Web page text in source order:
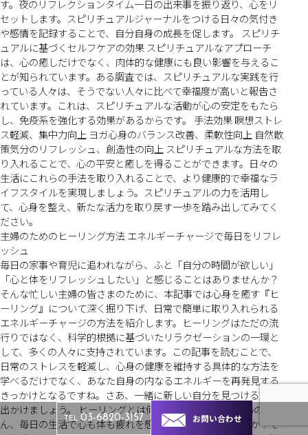
TEL 03-6820-3157 お問い合わせ
す。夜のリフレクションタイム一日の出来事を振り返り、心をリ
セットします。スピリチュアルジャーナルをつける日々の気付き
や感情を記録することで、自分自身の成長を促します。 スピリチ
ュアルに基づくセルフケアの効果 スピリチュアルなアプローチ
は、心の癒しだけでなく、肉体的な健康にも良い影響を与えるこ
とが知られています。ある調査では、スピリチュアルな実践を行
っている人々は、そうでない人々に比べて幸福度が高いと報告さ
れています。これは、スピリチュアルな活動が心の安定をもたら
し、免疫系を強化する効果があるからです。 手法効果 瞑想ストレ
ス軽減、集中力向上 ヨガ心身のバランス改善、柔軟性向上 自然散
策気分のリフレッシュ、創造性の向上 スピリチュアルな方法を取
り入れることで、心の平安と癒しを得ることができます。日々の
生活にこれらの手法を取り入れることで、より健康的で幸福なラ
イフスタイルを実現しましょう。スピリチュアルの力を活用し
て、心身を整え、新たな活力を取り戻す一歩を踏み出してみてく
ださい。
主婦のためのヒーリング方法 エネルギーチャージで毎日をリフレ
ッシュ
毎日の家事や育児に追われながら、ふと「自分の時間が欲しい」
「心と体をリフレッシュしたい」と感じることはありませんか？
そんな忙しい主婦の皆さまのために、本記事では心身を癒す『ヒ
ーリング』について深く掘り下げ、日常で簡単に取り入れられる
エネルギーチャージの方法を紹介します。ヒーリングはただの流
行りではなく、科学的根拠に基づいたリラクゼーションの一環と
して、多くの人々に支持されています。この記事を読むことで、
日常のストレスを軽減し、心身の健康を維持する具体的な方法を
学べるだけでなく、あなた自身の内なるエネルギーを再発見する
きっかけとなるですね。さあ、一緒に新しい自分を見つける旅に
出かけましょう。 ヒーリングとは何か心と体を癒す力 主婦の皆さ
ん、毎日の生活で心も体も疲れを感じることはありませんか？そ